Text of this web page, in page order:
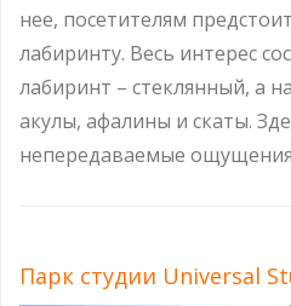
нее, посетителям
лабиринту. Весь интерес
лабиринт – стеклянный, а
акулы, афалины и скаты.
непередаваемые
Парк студии Universal